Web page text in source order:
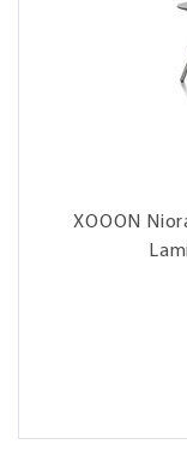
XOOON